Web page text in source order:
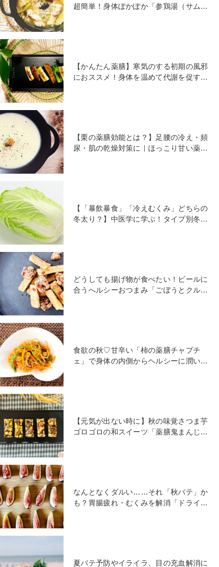
超簡単！身体ぽかぽか「参鶏湯（サムゲ
【かんたん薬膳】寒気のする初期の風邪
におススメ！身体を温めて代謝を促す
【栗の薬膳効能とは？】足腰の冷え・頻
尿・肌の乾燥対策に｜ほっこり甘い薬膳
【「暴飲暴食」「冷えむくみ」どちらの
冬太り？】中医学に学ぶ！タイプ別冬太
どうしても揚げ物が食べたい！ビールに
合うへルシーおつまみ「ごぼうとクルミ
食欲の秋♡甘辛い「柿の薬膳チャプチ
ェ」で身体の内側からヘルシーに潤いケ
【元気が出ない時に】秋の味覚さつま芋
ゴロゴロの和スイーツ「薬膳鬼まんじゅ
なんとなくダルい……それ「秋バテ」か
も？胃腸疲れ・むくみを解消「ドライイ
夏バテ予防やイライラ、目の充血解消に